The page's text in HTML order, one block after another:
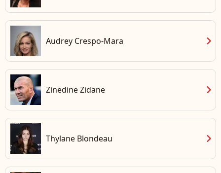
Audrey Crespo-Mara chevron_right
Zinedine Zidane chevron_right
Thylane Blondeau chevron_right